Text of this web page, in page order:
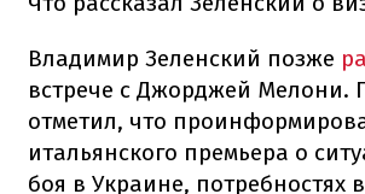
Владимир Зеленский позже
встрече с Джорджей Мелони.
отметил, что
итальянского премьера о
боя в Украине, потребностях в